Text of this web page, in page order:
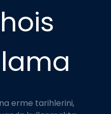
erme tarihlerini,